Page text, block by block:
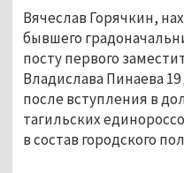
Вячеслав Горячкин,
бывшего
посту первого
Владислава Пинаева 19
после вступления в
тагильских
в состав городского